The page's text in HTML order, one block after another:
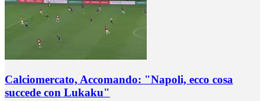
Calciomercato, Accomando: "Napoli, ecco cosa
succede con Lukaku"